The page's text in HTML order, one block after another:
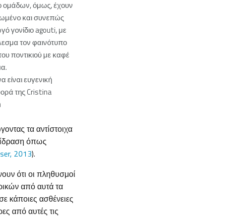
ομάδων, όμως, έχουν
και συνεπώς
γονίδιο agouti, με
τον φαινότυπο
ποντικιού με καφέ
είναι ευγενική
της Cristina
τα αντίστοιχα
όπως
2013).
ότι οι πληθυσμοί
από αυτά τα
κάποιες ασθένειες
από αυτές τις